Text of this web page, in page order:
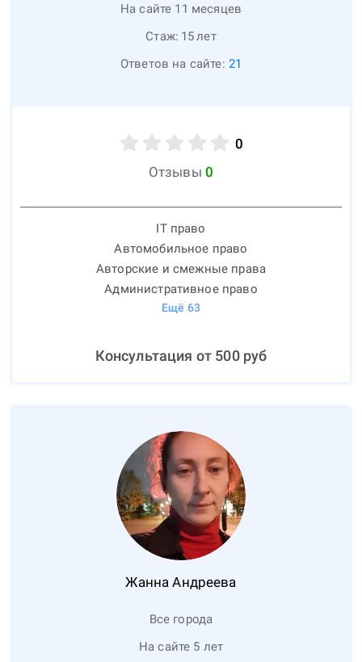
На сайте 11 месяцев
Стаж: 15лет
Ответов на сайте: 21
0
Отзывы 0
IT право
Автомобильное право
Авторские и смежные права
Административное право
Ещё 63
Консультация от 500руб
Жанна Андреева
Все города
На сайте 5 лет